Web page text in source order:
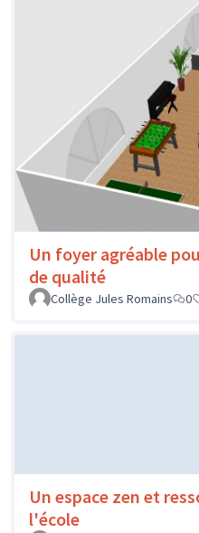
Un foyer agréable
de qualité
Collège Jules Romains
0
Un espace zen et
l'école